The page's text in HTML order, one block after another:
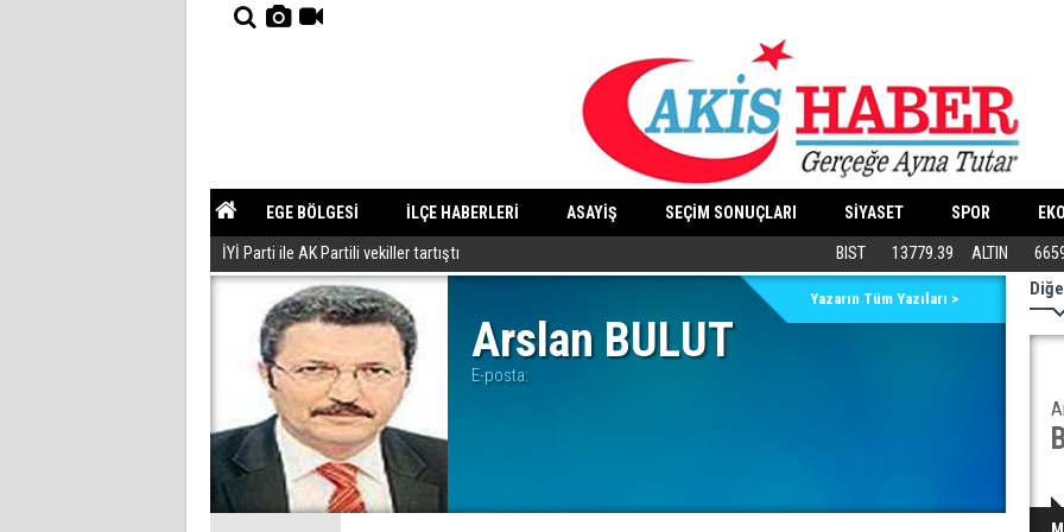
EGE BÖLGESİ İLÇE HABERLERİ ASAYİŞ SEÇİM SONUÇLARI SİYASET SPOR
YAZARLAR GÜNDEM
İYİ Parti ile AK Partili vekiller tartıştı Butik İşletmeler E-Ticarete Başlarken
BIST 13779.39 ALTIN
Arslan BULUT
E-posta:
Yazarın Tüm Yazıları >